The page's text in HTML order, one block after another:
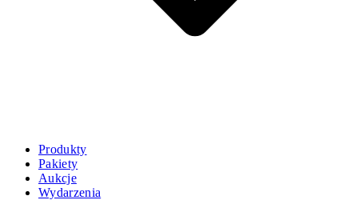
Produkty
Pakiety
Aukcje
Wydarzenia